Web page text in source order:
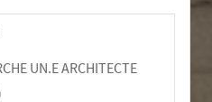
UN.E ARCHITECTE